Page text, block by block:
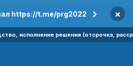
https://t.me/prg2022 ×
исполнение решения (отсрочка,